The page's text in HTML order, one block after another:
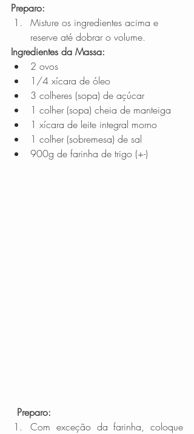
Preparo:
Misture os ingredientes acima e
reserve até dobrar o volume.
Ingredientes da Massa:
2 ovos
1/4 xícara de óleo
3 colheres (sopa) de açúcar
1 colher (sopa) cheia de manteiga
1 xícara de leite integral morno
1 colher (sobremesa) de sal
900g de farinha de trigo (+-)
Preparo:
Com exceção da farinha, coloque